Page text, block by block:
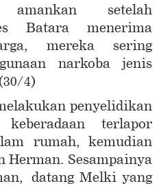
setelah
Batara menerima
mereka sering
narkoba jenis
4)
penyelidikan
keberadaan terlapor
rumah, kemudian
Sesampainya
datang Melki yang